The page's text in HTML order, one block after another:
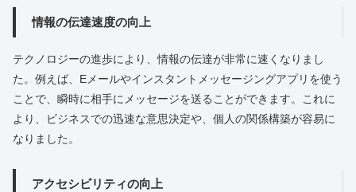
情報の伝達速度の向上
テクノロジーの進歩により、情報の伝達が非常に速くなりまし
た。例えば、Eメールやインスタントメッセージングアプリを使う
ことで、瞬時に相手にメッセージを送ることができます。これに
より、ビジネスでの迅速な意思決定や、個人の関係構築が容易に
なりました。
アクセシビリティの向上